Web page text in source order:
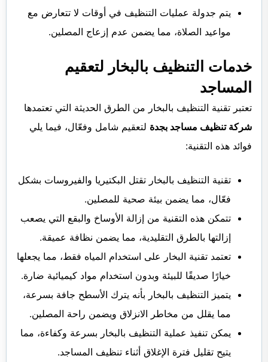
يتم جدولة عمليات التنظيف في أوقات لا تتعارض مع
مواعيد الصلاة، مما يضمن عدم إزعاج المصلين.
خدمات التنظيف بالبخار لتعقيم
المساجد
تعتبر تقنية التنظيف بالبخار من الطرق الحديثة التي تعتمدها
شركة تنظيف مساجد بجدة لتعقيم شامل وفعّال، فيما يلي
فوائد هذه التقنية:
تقنية التنظيف بالبخار تقتل البكتيريا والفيروسات بشكل
فعّال، مما يضمن بيئة صحية للمصلين.
تتمكن هذه التقنية من إزالة الأوساخ والبقع التي يصعب
إزالتها بالطرق التقليدية، مما يضمن نظافة عميقة.
تعتمد تقنية البخار على استخدام المياه فقط، مما يجعلها
خيارًا صديقًا للبيئة وبدون استخدام مواد كيميائية ضارة.
يتميز التنظيف بالبخار بأنه يترك الأسطح جافة بسرعة،
مما يقلل من مخاطر الانزلاق ويضمن راحة المصلين.
يمكن تنفيذ عملية التنظيف بالبخار بسرعة وكفاءة، مما
يتيح تقليل فترة الإغلاق أثناء تنظيف المساجد.